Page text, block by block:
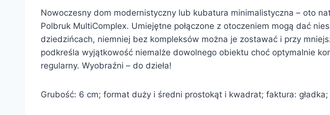
Nowoczesny dom modernistyczny lub kubatura minimalistyczna – oto
Polbruk MultiComplex. Umiejętne połączone z otoczeniem mogą dać
dziedzińcach, niemniej bez kompleksów można je zostawać i przy
podkreśla wyjątkowość niemalże dowolnego obiektu choć optymalnie
regularny. Wyobraźni – do dzieła!
Grubość: 6 cm; format duży i średni prostokąt i kwadrat; faktura: